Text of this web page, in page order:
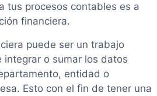
tus procesos contables es a
financiera.
puede ser un trabajo
integrar o sumar los datos
entidad o
Esto con el fin de tener una